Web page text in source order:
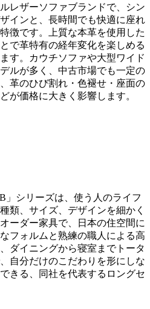
レザーソファブランドで、シン
インと、長時間でも快適に座れ
徴です。上質な本革を使用した
で革特有の経年変化を楽しめる
す。カウチソファや大型ワイド
ルが多く、中古市場でも一定の
革のひび割れ・色褪せ・座面の
が価格に大きく影響します。
」シリーズは、使う人のライフ
類、サイズ、デザインを細かく
ーダー家具で、日本の住空間に
フォルムと熟練の職人による高
ダイニングから寝室までトータ
自分だけのこだわりを形にしな
きる、同社を代表するロングセ